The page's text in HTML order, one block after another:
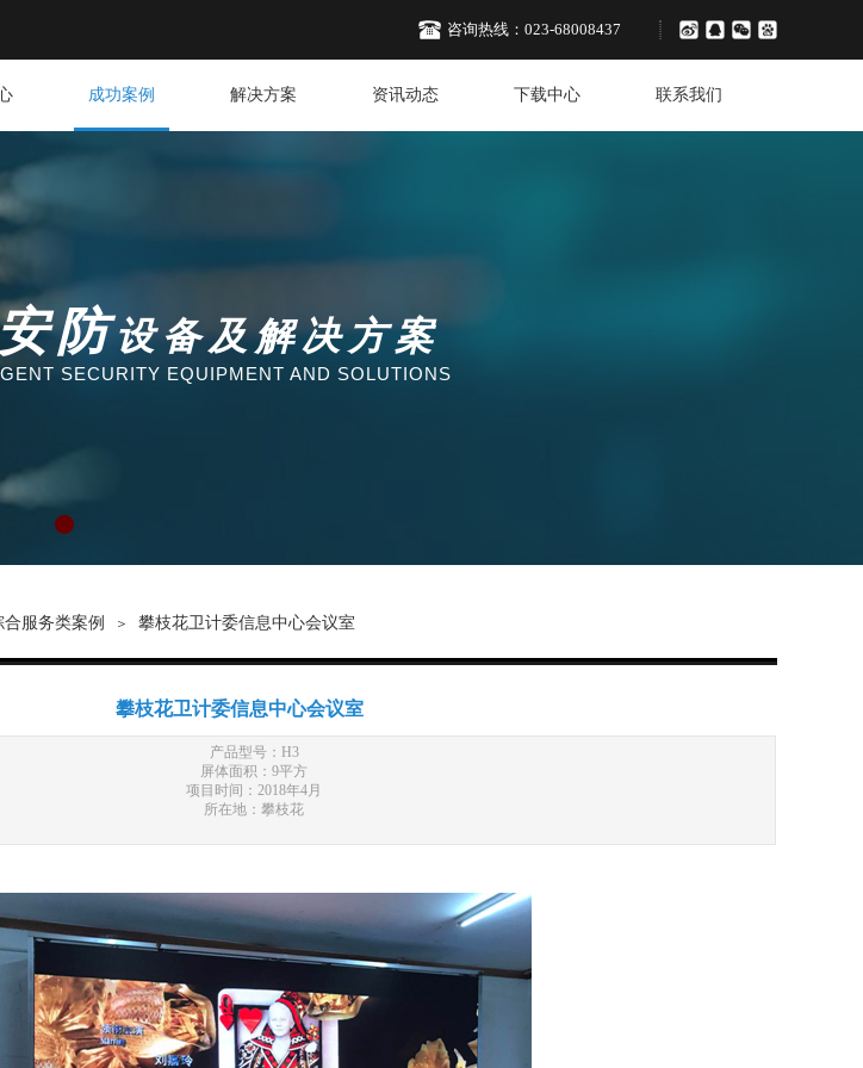
成功案例 解决方案 资讯动态 下载中心 联系我们
咨询热线： 023-68008437
防设备及解决方案
SECURITY EQUIPMENT AND SOLUTIONS
服务类案例 ＞ 攀枝花卫计委信息中心会议室
攀枝花卫计委信息中心会议室
产品型号：H3
屏体面积：9平方
项目时间：2018年4月
所在地：攀枝花